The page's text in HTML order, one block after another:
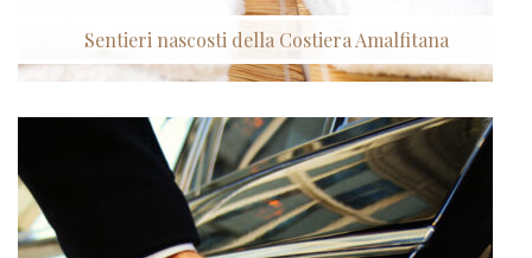
Sentieri nascosti della Costiera Amalfitana